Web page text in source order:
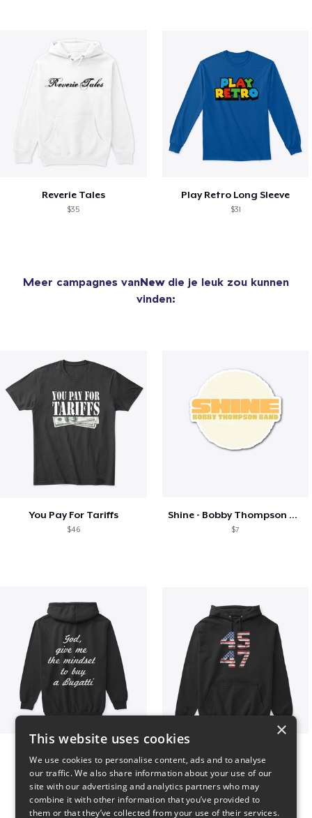
Reverie Tales
$35
Play Retro Long Sleeve
$31
Meer campagnes vanNewdie je leuk zou kunnen
vinden:
You Pay For Tariffs
$46
Shine - Bobby Thompson Band Merch
$7
$51 $40
×
This website uses cookies
We use cookies to personalise content, ads and to analyse
our traffic. We also share information about your use of our
site with our advertising and analytics partners who may
combine it with other information that you’ve provided to
them or that they’ve collected from your use of their services.